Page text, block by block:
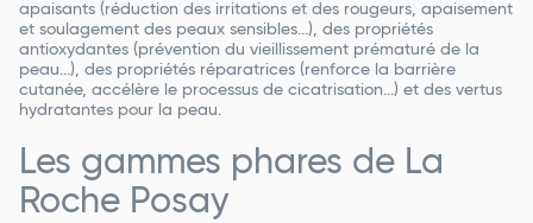
apaisants (réduction des irritations et des rougeurs, apaisement
et soulagement des peaux sensibles...), des propriétés
antioxydantes (prévention du vieillissement prématuré de la
peau...), des propriétés réparatrices (renforce la barrière
cutanée, accélère le processus de cicatrisation...) et des vertus
hydratantes pour la peau.
Les gammes phares de La
Roche Posay